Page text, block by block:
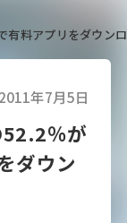
有料アプリをダウン
2011年7月5日
％が
ダウン